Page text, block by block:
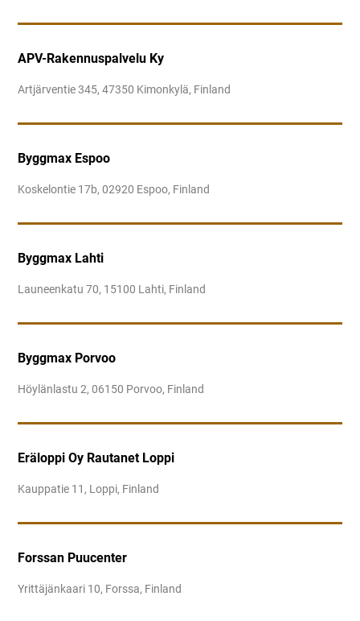
APV-Rakennuspalvelu Ky
Artjärventie 345, 47350 Kimonkylä, Finland
Byggmax Espoo
Koskelontie 17b, 02920 Espoo, Finland
Byggmax Lahti
Launeenkatu 70, 15100 Lahti, Finland
Byggmax Porvoo
Höylänlastu 2, 06150 Porvoo, Finland
Eräloppi Oy Rautanet Loppi
Kauppatie 11, Loppi, Finland
Forssan Puucenter
Yrittäjänkaari 10, Forssa, Finland